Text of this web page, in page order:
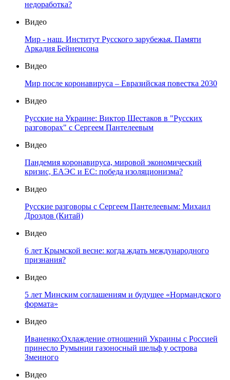
недоработка?
Видео
Мир - наш. Институт Русского зарубежья. Памяти
Аркадия Бейненсона
Видео
Мир после коронавируса – Евразийская повестка 2030
Видео
Русские на Украине: Виктор Шестаков в "Русских
разговорах" с Сергеем Пантелеевым
Видео
Пандемия коронавируса, мировой экономический
кризис, ЕАЭС и ЕС: победа изоляционизма?
Видео
Русские разговоры с Сергеем Пантелеевым: Михаил
Дроздов (Китай)
Видео
6 лет Крымской весне: когда ждать международного
признания?
Видео
5 лет Минским соглашениям и будущее «Нормандского
формата»
Видео
Иваненко:Охлаждение отношений Украины с Россией
принесло Румынии газоносный шельф у острова
Змеиного
Видео